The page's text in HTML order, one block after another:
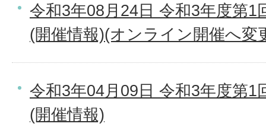
令和3年08月24日 令和3年度第1
(開催情報)(オンライン開催へ変
令和3年04月09日 令和3年度第1
(開催情報)